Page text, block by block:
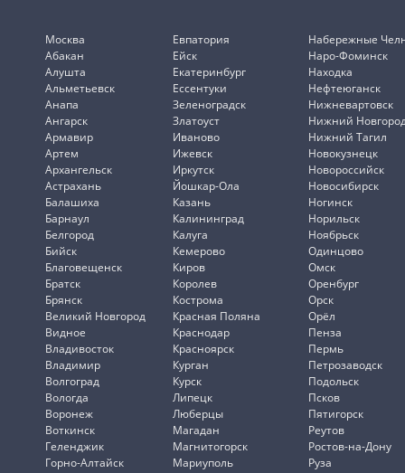
Москва
Абакан
Алушта
Альметьевск
Анапа
Ангарск
Армавир
Артем
Архангельск
Астрахань
Балашиха
Барнаул
Белгород
Бийск
Благовещенск
Братск
Брянск
Великий Новгород
Видное
Владивосток
Владимир
Волгоград
Вологда
Воронеж
Воткинск
Геленджик
Горно-Алтайск
Евпатория
Ейск
Екатеринбург
Ессентуки
Зеленоградск
Златоуст
Иваново
Ижевск
Иркутск
Йошкар-Ола
Казань
Калининград
Калуга
Кемерово
Киров
Королев
Кострома
Красная Поляна
Краснодар
Красноярск
Курган
Курск
Липецк
Люберцы
Магадан
Магнитогорск
Мариуполь
Набережные
Наро-Фоминск
Находка
Нефтеюганск
Нижневартовск
Нижний
Нижний Тагил
Новокузнецк
Новороссийск
Новосибирск
Ногинск
Норильск
Ноябрьск
Одинцово
Омск
Оренбург
Орск
Орёл
Пенза
Пермь
Петрозаводск
Подольск
Псков
Пятигорск
Реутов
Ростов-на-Дону
Руза